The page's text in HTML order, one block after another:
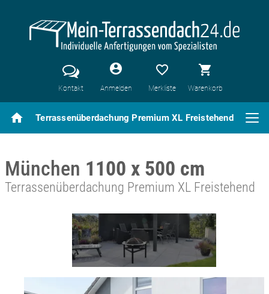
Kontakt
account_circle
Anmelden
favorite_border
Merkliste
shopping_cart
Warenkorb
home Terrassenüberdachung Premium XL Freistehend
München 1100 x 500 cm
Terrassenüberdachung Premium XL Freistehend